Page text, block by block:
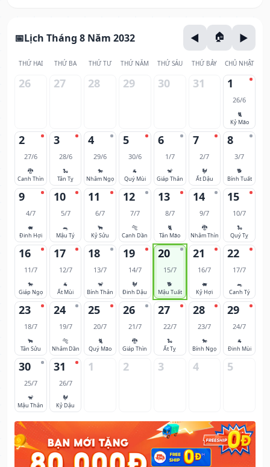
Lịch Tháng 8 Năm 2032
THỨ HAI THỨ BA THỨ TƯ THỨ NĂM THỨ SÁU THỨ BẢY CHỦ NHẬT
26 27 28 29 30 31 1
26/6
🐈
Kỷ Mão
2
27/6
🐉
Canh Thìn
3
28/6
🐍
Tân Tỵ
4
29/6
🐎
Nhâm Ngọ
5
30/6
🐐
Quý Mùi
6
1/7
🐒
Giáp Thân
7
2/7
🐓
Ất Dậu
8
3/7
🐕
Bính Tuất
9
4/7
🐖
Đinh Hợi
10
5/7
🐀
Mậu Tý
11
6/7
🐂
Kỷ Sửu
12
7/7
🐅
Canh Dần
13
8/7
🐈
Tân Mão
14
9/7
🐉
Nhâm Thìn
15
10/7
🐍
Quý Tỵ
16
11/7
🐎
Giáp Ngọ
17
12/7
🐐
Ất Mùi
18
13/7
🐒
Bính Thân
19
14/7
🐓
Đinh Dậu
20
15/7
🐕
Mậu Tuất
21
16/7
🐖
Kỷ Hợi
22
17/7
🐀
Canh Tý
23
18/7
🐂
Tân Sửu
24
19/7
🐅
Nhâm Dần
25
20/7
🐈
Quý Mão
26
21/7
🐉
Giáp Thìn
27
22/7
🐍
Ất Tỵ
28
23/7
🐎
Bính Ngọ
29
24/7
🐐
Đinh Mùi
30
25/7
🐒
Mậu Thân
31
26/7
🐓
Kỷ Dậu
1 2 3 4 5